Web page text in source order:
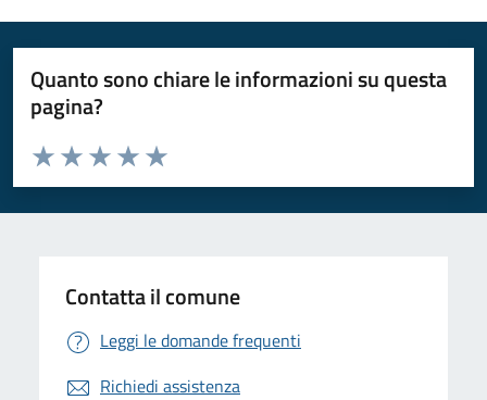
Quanto sono chiare le informazioni su questa
pagina?
Valuta da 1 a 5 stelle la pagina
Valuta 5 stelle su 5
Valuta 4 stelle su 5
Valuta 3 stelle su 5
Valuta 2 stelle su 5
Valuta 1 stelle su 5
Contatta il comune
Leggi le domande frequenti
Richiedi assistenza